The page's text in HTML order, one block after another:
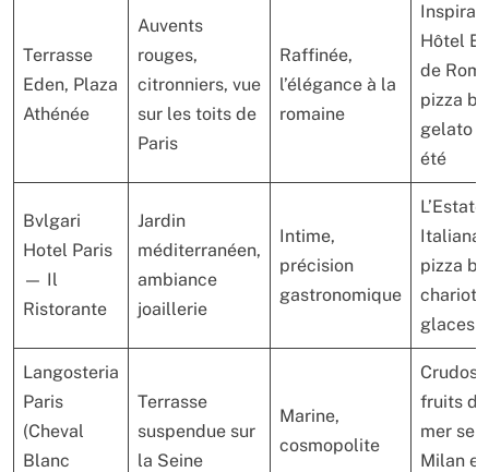
Terrasse
Eden, Plaza
Athénée
Auvents
rouges,
citronniers, vue
sur les toits de
Paris
Raffinée,
l’élégance à la
romaine
Hôtel
de
pizza
gelato
été
Bvlgari
Hotel Paris
— Il
Ristorante
Jardin
méditerranéen,
ambiance
joaillerie
Intime,
précision
gastronomique
L’Estate
Italiana:
pizza
chariot
glaces
Langosteria
Paris
(Cheval
Blanc
Terrasse
suspendue sur
la Seine
Marine,
cosmopolite
Crudos
fruits de
mer
Milan